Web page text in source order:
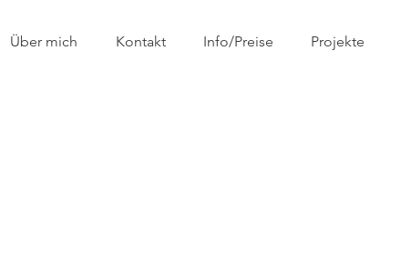
Über mich Kontakt Info/Preise Projekte